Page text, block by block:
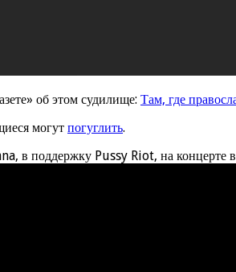
об этом судилище: Там, где
могут погуглить.
в поддержку Pussy Riot, на концерте